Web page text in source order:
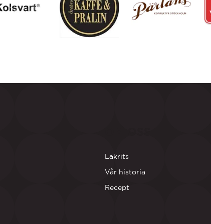
Lakrits
Vår historia
Recept